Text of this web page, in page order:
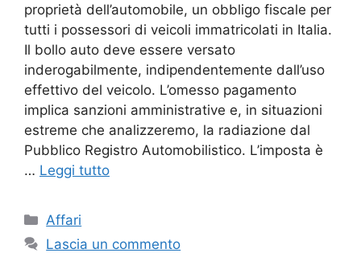
proprietà dell’automobile, un obbligo fiscale per
tutti i possessori di veicoli immatricolati in Italia.
Il bollo auto deve essere versato
inderogabilmente, indipendentemente dall’uso
effettivo del veicolo. L’omesso pagamento
implica sanzioni amministrative e, in situazioni
estreme che analizzeremo, la radiazione dal
Pubblico Registro Automobilistico. L’imposta è
… Leggi tutto
Categorie
Affari
Lascia un commento